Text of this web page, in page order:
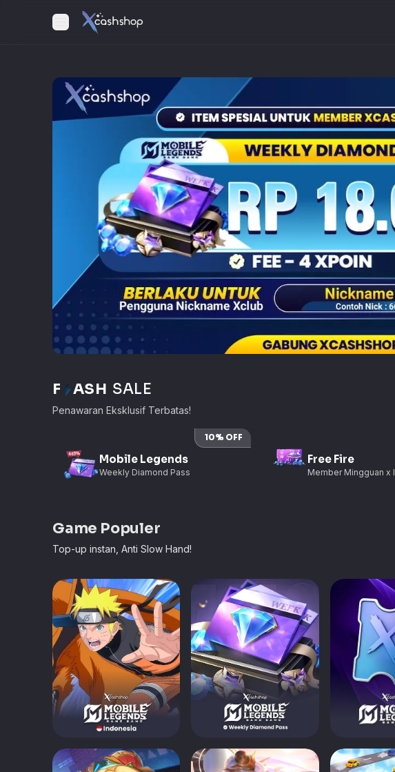
F ASH SALE
Penawaran Eksklusif Terbatas!
Mobile Legends
Weekly Diamond Pass
10% OFF
Free Fire
Member Mingguan x
Game Populer
Top-up instan, Anti Slow Hand!